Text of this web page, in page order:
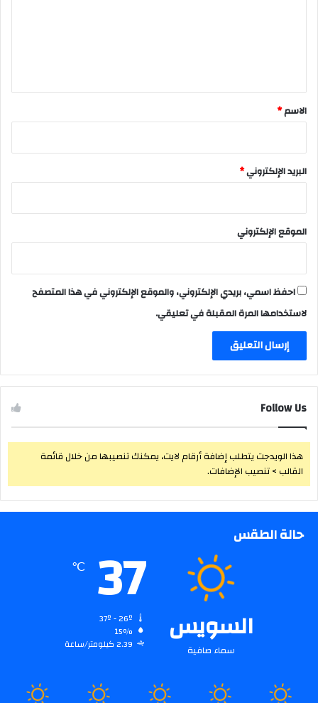
*
الاسم*
البريد الإلكتروني*
الموقع الإلكتروني
احفظ اسمي، بريدي الإلكتروني، والموقع الإلكتروني في هذا المتصفح
لاستخدامها المرة المقبلة في تعليقي.
Follow Us
هذا الويدجت يتطلب إضافة أرقام لايت، يمكنك تنصيبها من خلال قائمة
القالب > تنصيب الإضافات.
حالة الطقس
السويس
سماء صافية
37
℃
15%
2.39 كيلومتر/ساعة